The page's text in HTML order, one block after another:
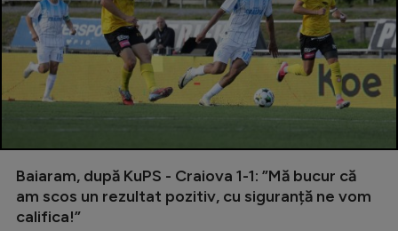
Baiaram, după KuPS - Craiova 1-1: ”Mă bucur că
am scos un rezultat pozitiv, cu siguranță ne vom
califica!”